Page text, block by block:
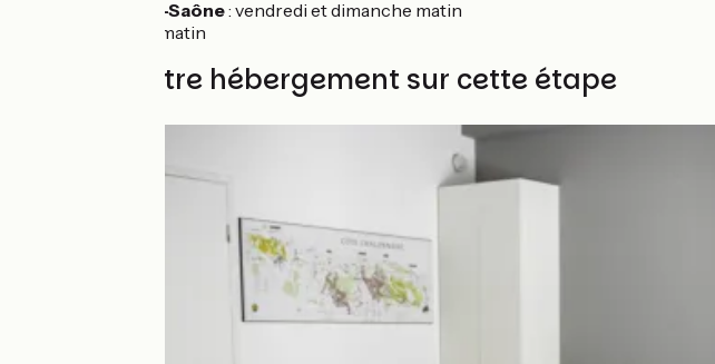
Chalon-sur-Saône: vendredi et dimanche matin
: jeudi matin
Trouvez votre hébergement sur cette étape